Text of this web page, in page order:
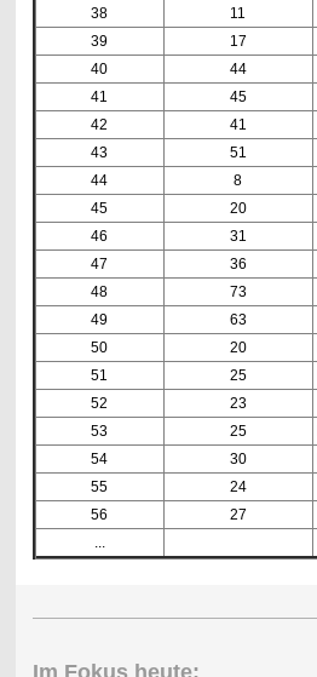
38
11
39
17
40
44
41
45
42
41
43
51
44
8
45
20
46
31
47
36
48
73
49
63
50
20
51
25
52
23
53
25
54
30
55
24
56
27
...